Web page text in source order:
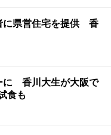
に県営住宅を提供 香
に 香川大生が大阪で
食も